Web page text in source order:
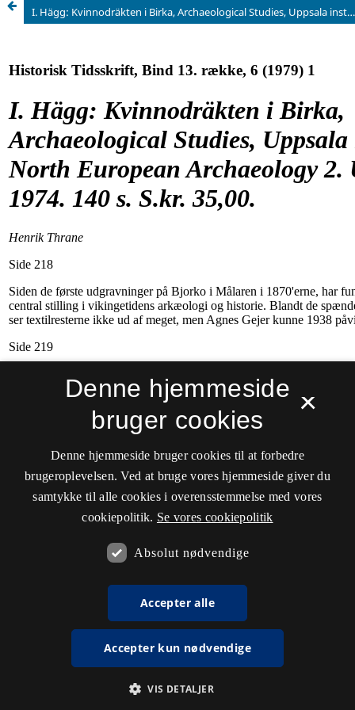
I. Hägg: Kvinnodräkten i Birka, Archaeological Studies, Uppsala institute of North European Archaeology 2. Uppsala 1974. 140 s. S.kr. 35,00.
×
Denne hjemmeside
bruger cookies
Denne hjemmeside bruger cookies til at forbedre
brugeroplevelsen. Ved at bruge vores hjemmeside giver du
samtykke til alle cookies i overensstemmelse med vores
cookiepolitik. Se vores cookiepolitik
Absolut nødvendige
Accepter alle
Accepter kun nødvendige
VIS DETALJER